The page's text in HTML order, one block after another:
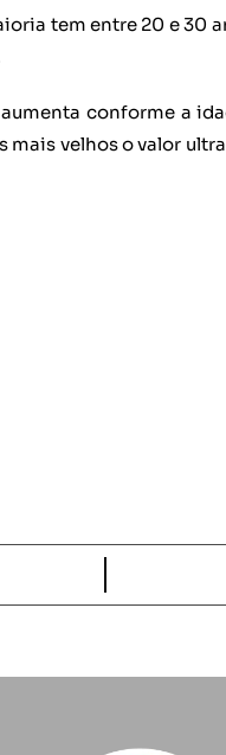
tem entre 20 e 30
conforme a
mais velhos o valor